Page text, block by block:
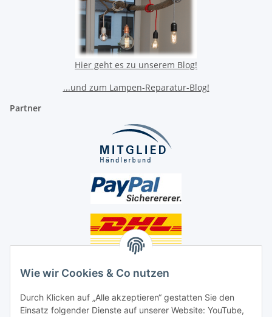
Wie wir Cookies & Co nutzen
Durch Klicken auf „Alle akzeptieren“ gestatten Sie den
Einsatz folgender Dienste auf unserer Website: YouTube,
Hier geht es zu unserem Blog!
...und zum Lampen-Reparatur-Blog!
Partner
Social Media